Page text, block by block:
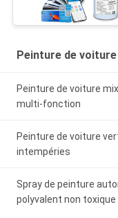
Peinture de
Peinture de voiture
multi-fonction
Peinture de voiture
intempéries
Spray de peinture
polyvalent non toxique